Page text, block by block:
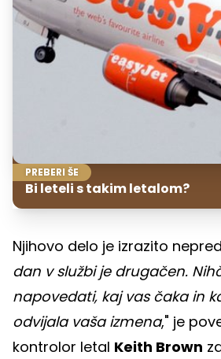
PREBERI ŠE
Bi leteli s takim letalom?
Njihovo delo je izrazito
dan v službi je drugačen.
napovedati, kaj vas čaka in
odvijala vaša izmena," je
kontrolor letal Keith Brown